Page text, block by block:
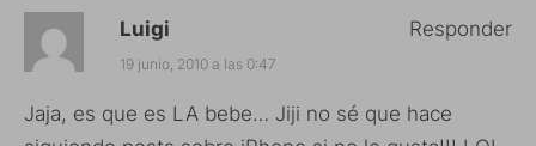
Luigi
19 junio, 2010 a las 0:47
Jaja, es que es LA bebe… Jiji no sé que hace
Responder